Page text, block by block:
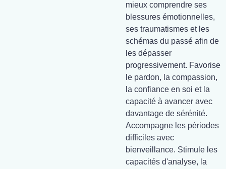
mieux comprendre ses
blessures émotionnelles,
ses traumatismes et les
schémas du passé afin de
les dépasser
progressivement. Favorise
le pardon, la compassion,
la confiance en soi et la
capacité à avancer avec
davantage de sérénité.
Accompagne les périodes
difficiles avec
bienveillance. Stimule les
capacités d'analyse, la